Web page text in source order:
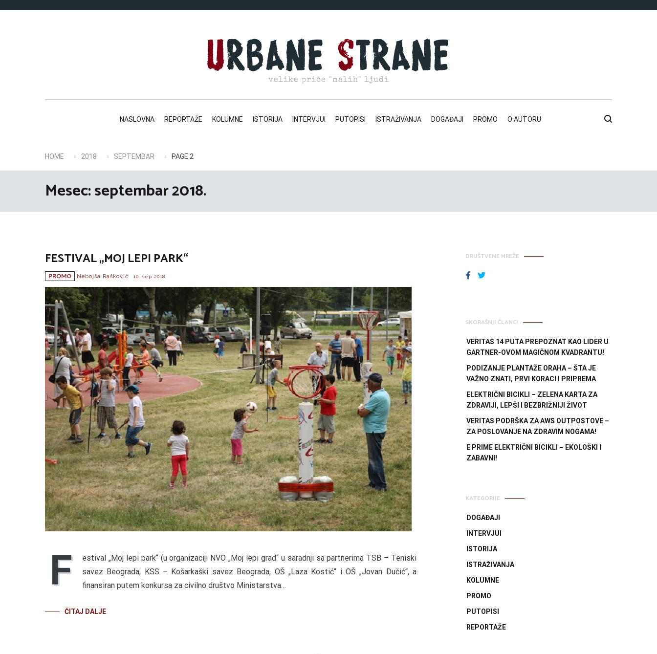
velike priče "malih" ljudi
NASLOVNA REPORTAŽE KOLUMNE ISTORIJA INTERVJUI PUTOPISI ISTRAŽIVANJA DOGAĐAJI PROMO O AUTORU
HOME 2018 SEPTEMBAR PAGE 2
Mesec:septembar 2018.
FESTIVAL „MOJ LEPI PARK“
PROMO Nebojša Rašković 10. sep 2018.
F
estival „Moj lepi park“ (u organizaciji NVO „Moj lepi grad“ u saradnji sa partnerima TSB – Teniski
savez Beograda, KSS – Košarkaški savez Beograda, OŠ „Laza Kostić“ i OŠ „Jovan Dučić“, a
finansiran putem konkursa za civilno društvo Ministarstva…
ČITAJ DALJE
DRUŠTVENE MREŽE
FACEBOOK
TWITTER
SKORAŠNJI ČLANCI
VERITAS 14 PUTA PREPOZNAT KAO LIDER U
GARTNER-OVOM MAGIČNOM KVADRANTU!
PODIZANJE PLANTAŽE ORAHA – ŠTA JE
VAŽNO ZNATI, PRVI KORACI I PRIPREMA
ELEKTRIČNI BICIKLI – ZELENA KARTA ZA
ZDRAVIJI, LEPŠI I BEZBRIŽNIJI ŽIVOT
VERITAS PODRŠKA ZA AWS OUTPOSTOVE –
ZA POSLOVANJE NA ZDRAVIM NOGAMA!
E PRIME ELEKTRIČNI BICIKLI – EKOLOŠKI I
ZABAVNI!
KATEGORIJE
DOGAĐAJI
INTERVJUI
ISTORIJA
ISTRAŽIVANJA
KOLUMNE
PROMO
PUTOPISI
REPORTAŽE